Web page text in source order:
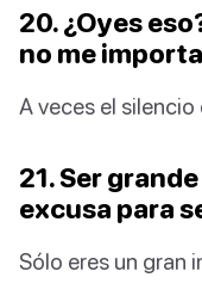
20. ¿Oyes
no me
A veces el
21. Ser
excusa para
Sólo eres un gran